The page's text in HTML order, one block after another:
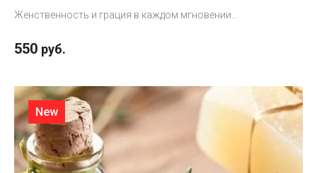
Женственность и грация в каждом мгновении...
550 руб.
New